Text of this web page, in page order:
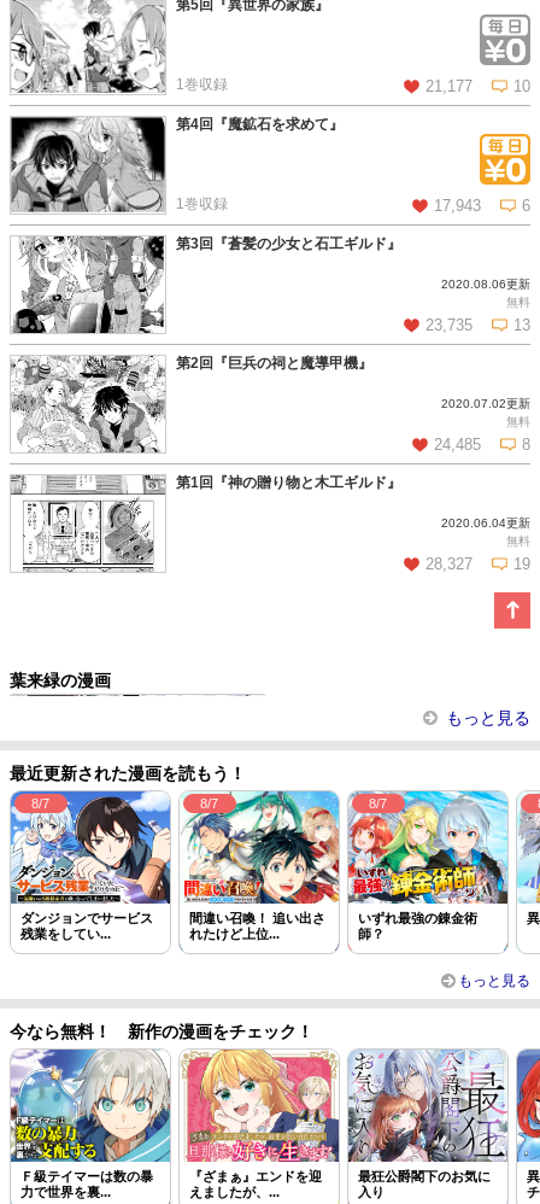
この話を読む
第5回『異世界の家族』
21,177 10
1巻収録
この話を読む
第4回『魔鉱石を求めて』
17,943 6
1巻収録
この話を読む コメントを見る
第3回『蒼髪の少女と石工ギルド』
2020.08.06更新
無料
23,735 13
この話を読む コメントを見る
第2回『巨兵の祠と魔導甲機』
2020.07.02更新
無料
24,485 8
この話を読む コメントを見る
第1回『神の贈り物と木工ギルド』
2020.06.04更新
無料
28,327 19
葉来緑の漫画
もっと見る
最近更新された漫画を読もう！
8/7
ダンジョンでサービス
残業をしてい...
8/7
間違い召喚！ 追い出さ
れたけど上位...
8/7
いずれ最強の錬金術
師？
もっと見る
今なら無料！ 新作の漫画をチェック！
Ｆ級テイマーは数の暴
力で世界を裏...
『ざまぁ』エンドを迎
えましたが、...
最狂公爵閣下のお気に
入り